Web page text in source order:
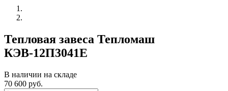
Тепловая завеса Тепломаш
КЭВ-12П3041Е
В наличии на складе
70 600 руб.